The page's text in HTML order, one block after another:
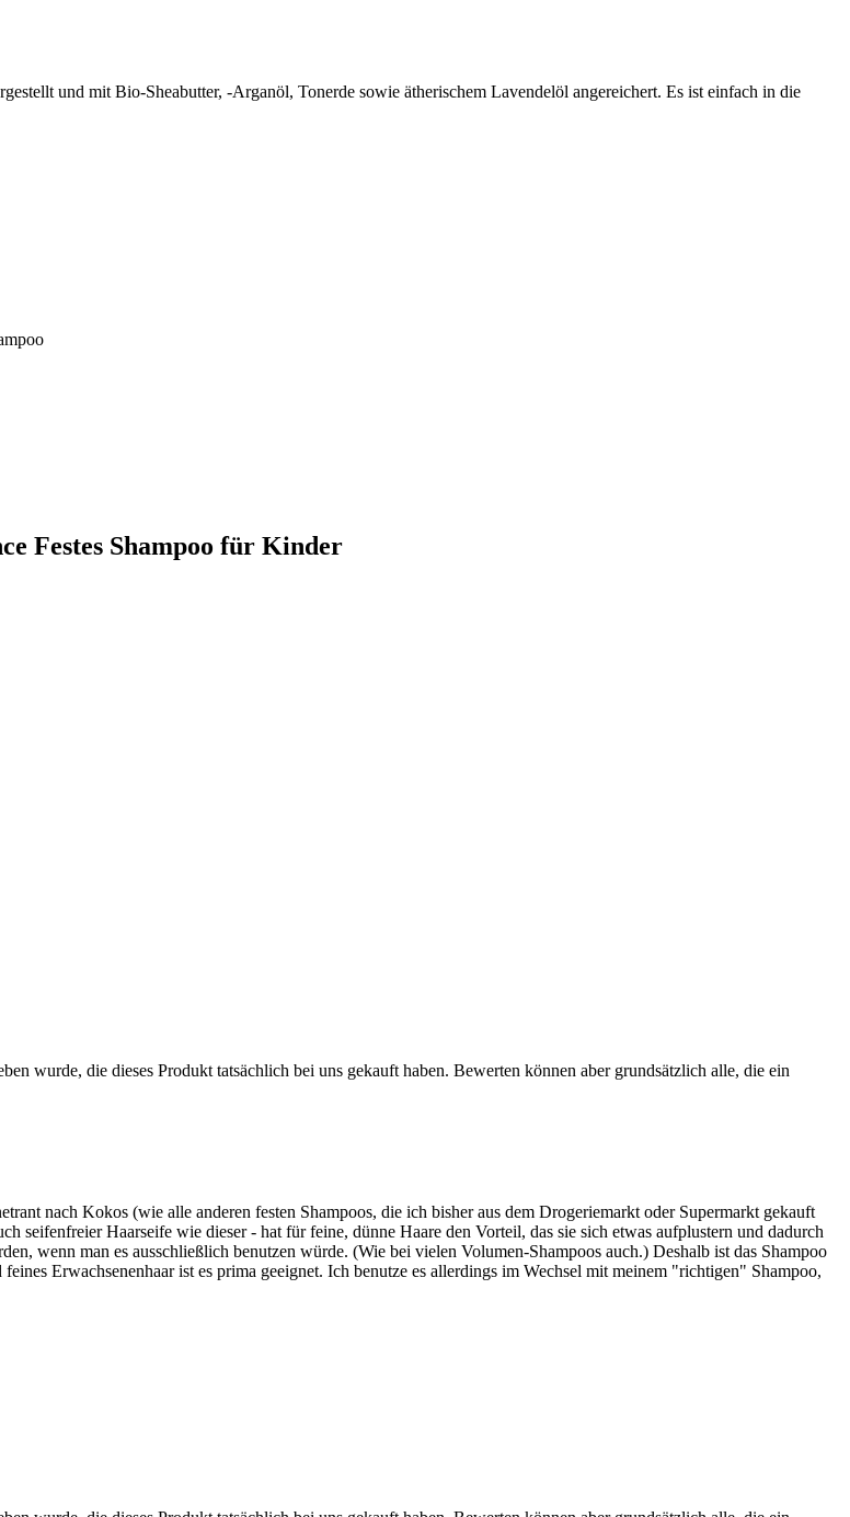
und mit Bio-Sheabutter, -Arganöl, Tonerde sowie ätherischem Lavendelöl angereichert. Es ist einfach in die
Festes Shampoo für Kinder
wurde, die dieses Produkt tatsächlich bei uns gekauft haben. Bewerten können aber grundsätzlich alle, die ein
nach Kokos (wie alle anderen festen Shampoos, die ich bisher aus dem Drogeriemarkt oder Supermarkt gekauft
seifenfreier Haarseife wie dieser - hat für feine, dünne Haare den Vorteil, das sie sich etwas aufplustern und dadurch
wenn man es ausschließlich benutzen würde. (Wie bei vielen Volumen-Shampoos auch.) Deshalb ist das Shampoo
Erwachsenenhaar ist es prima geeignet. Ich benutze es allerdings im Wechsel mit meinem "richtigen" Shampoo,